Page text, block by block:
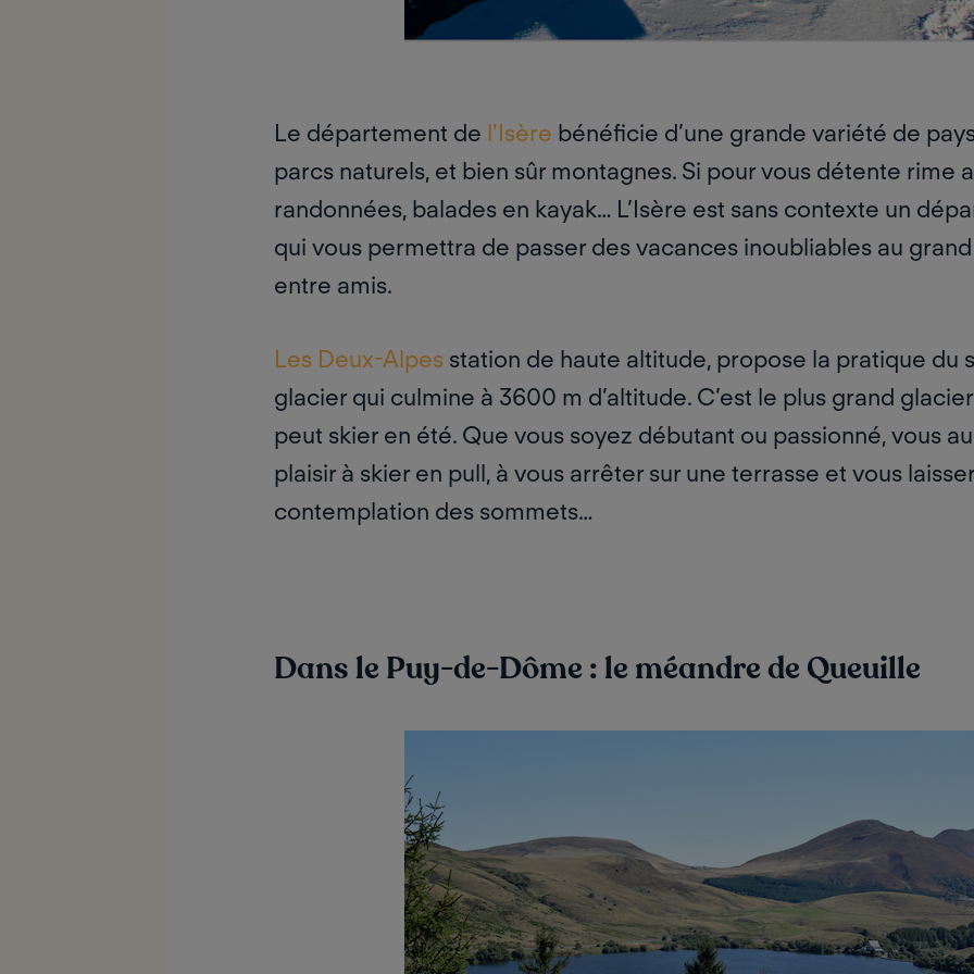
‌Le département de l'Isère bénéficie d’une grande variété de
parcs naturels, et bien sûr montagnes. Si pour vous détente rime
randonnées, balades en kayak… L’Isère est sans contexte un
qui vous permettra de passer des vacances inoubliables au
entre amis.
Les Deux-Alpes station de haute altitude, propose la pratique du
glacier qui culmine à 3600 m d’altitude. C’est le plus grand glacier
peut skier en été. Que vous soyez débutant ou passionné, vous
plaisir à skier en pull, à vous arrêter sur une terrasse et vous
contemplation des sommets…
Dans le Puy-de-Dôme : le méandre de Queuille